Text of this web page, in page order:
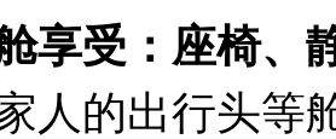
享受：座椅、
人的出行头等